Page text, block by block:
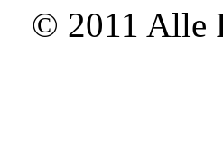
© 2011 Alle